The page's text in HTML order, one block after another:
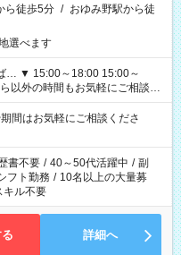
ら徒歩5分 / おゆみ野駅から徒
選べます
はお気軽にご相談くださ
書不要 / 40～50代活躍中 / 副
フト勤務 / 10名以上の大量募
キル不要
詳細へ